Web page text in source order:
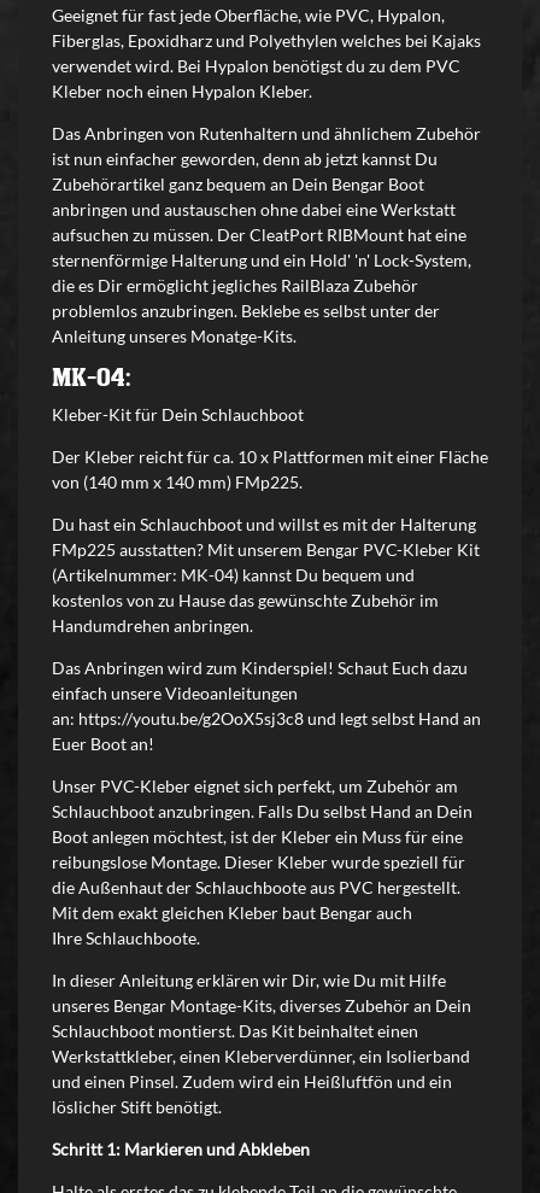
Geeignet für fast jede Oberfläche, wie PVC, Hypalon,
Fiberglas, Epoxidharz und Polyethylen welches bei Kajaks
verwendet wird. Bei Hypalon benötigst du zu dem PVC
Kleber noch einen Hypalon Kleber.
Das Anbringen von Rutenhaltern und ähnlichem Zubehör
ist nun einfacher geworden, denn ab jetzt kannst Du
Zubehörartikel ganz bequem an Dein Bengar Boot
anbringen und austauschen ohne dabei eine Werkstatt
aufsuchen zu müssen. Der CleatPort RIBMount hat eine
sternenförmige Halterung und ein Hold' 'n' Lock-System,
die es Dir ermöglicht jegliches RailBlaza Zubehör
problemlos anzubringen. Beklebe es selbst unter der
Anleitung unseres Monatge-Kits.
MK-04:
Kleber-Kit für Dein Schlauchboot
Der Kleber reicht für ca. 10 x Plattformen mit einer Fläche
von (140 mm x 140 mm) FMp225.
Du hast ein Schlauchboot und willst es mit der Halterung
FMp225 ausstatten? Mit unserem Bengar PVC-Kleber Kit
(Artikelnummer: MK-04) kannst Du bequem und
kostenlos von zu Hause das gewünschte Zubehör im
Handumdrehen anbringen.
Das Anbringen wird zum Kinderspiel! Schaut Euch dazu
einfach unsere Videoanleitungen
an: https://youtu.be/g2OoX5sj3c8und legt selbst Hand an
Euer Boot an!
Unser PVC-Kleber eignet sich perfekt, um Zubehör am
Schlauchboot anzubringen. Falls Du selbst Hand an Dein
Boot anlegen möchtest, ist der Kleber ein Muss für eine
reibungslose Montage. Dieser Kleber wurde speziell für
die Außenhaut der Schlauchboote aus PVC hergestellt.
Mit dem exakt gleichen Kleber baut Bengar auch
Ihre Schlauchboote.
In dieser Anleitung erklären wir Dir, wie Du mit Hilfe
unseres Bengar Montage-Kits, diverses Zubehör an Dein
Schlauchboot montierst. Das Kit beinhaltet einen
Werkstattkleber, einen Kleberverdünner, ein Isolierband
und einen Pinsel. Zudem wird ein Heißluftfön und ein
löslicher Stift benötigt.
Schritt 1: Markieren und Abkleben